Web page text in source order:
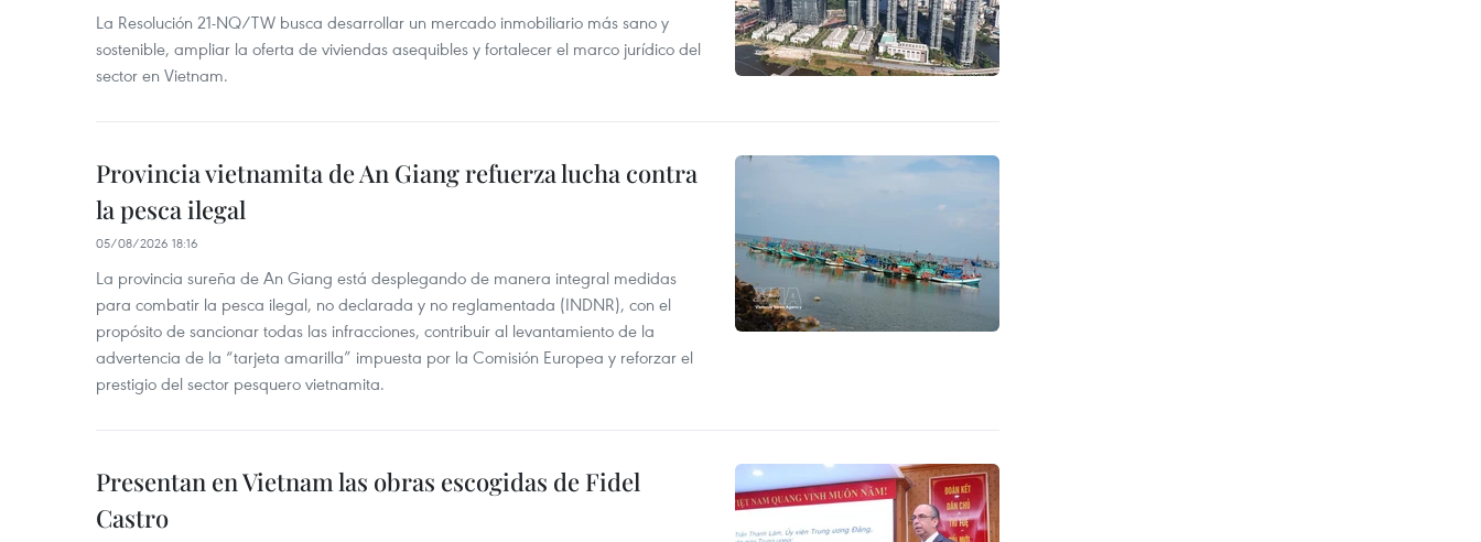
La Resolución 21-NQ/TW busca desarrollar un mercado inmobiliario más sano y
sostenible, ampliar la oferta de viviendas asequibles y fortalecer el marco jurídico del
sector en Vietnam.
Provincia vietnamita de An Giang refuerza lucha contra
la pesca ilegal
05/08/2026 18:16
La provincia sureña de An Giang está desplegando de manera integral medidas
para combatir la pesca ilegal, no declarada y no reglamentada (INDNR), con el
propósito de sancionar todas las infracciones, contribuir al levantamiento de la
advertencia de la “tarjeta amarilla” impuesta por la Comisión Europea y reforzar el
prestigio del sector pesquero vietnamita.
Presentan en Vietnam las obras escogidas de Fidel
Castro